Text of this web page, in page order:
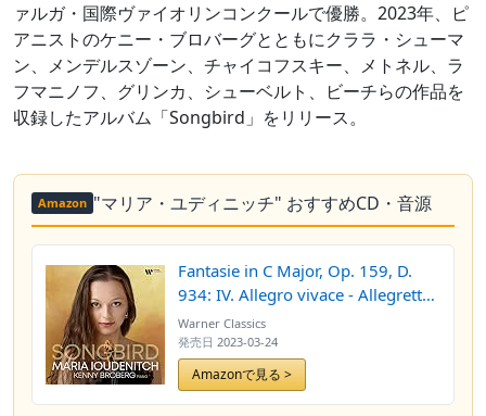
ァルガ・国際ヴァイオリンコンクールで優勝。2023年、ピ
アニストのケニー・ブロバーグとともにクララ・シューマ
ン、メンデルスゾーン、チャイコフスキー、メトネル、ラ
フマニノフ、グリンカ、シューベルト、ビーチらの作品を
収録したアルバム「Songbird」をリリース。
Amazon "マリア・ユディニッチ" おすすめCD・音源
Fantasie in C Major, Op. 159, D.
934: IV. Allegro vivace - Allegretto
- Presto
Warner Classics
発売日 2023-03-24
Amazonで見る >